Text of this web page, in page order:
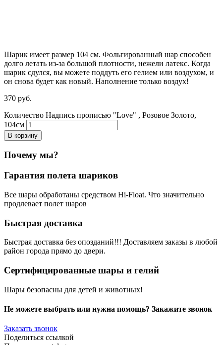
Шарик имеет размер 104 см. Фольгированный шар способен
долго летать из-за большой плотности, нежели латекс. Когда
шарик сдулся, вы можете поддуть его гелием или воздухом, и
он снова будет как новый. Наполнение только воздух!
370 руб.
Количество Надпись прописью "Love" , Розовое Золото,
104см
В корзину
Почему мы?
Гарантия полета шариков
Все шары обработаны средством Hi-Float. Что значительно
продлевает полет шаров
Быстрая доставка
Быстрая доставка без опозданий!!! Доставляем заказы в любой
район города прямо до двери.
Сертифицированные шары и гелий
Шары безопасны для детей и животных!
Не можете выбрать или нужна помощь? Закажите звонок
Заказать звонок
Поделиться ссылкой